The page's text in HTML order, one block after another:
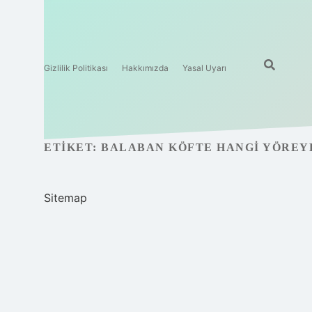
Gizlilik Politikası Hakkımızda Yasal Uyarı
ETIKET: BALABAN KÖFTE HANGI
Sitemap